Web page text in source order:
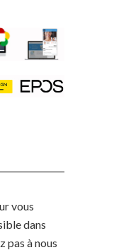
vous
dans
pas à nous